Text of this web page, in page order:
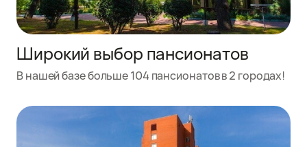
Широкий выбор пансионатов
В нашей базе больше 104 пансионатов в 2 городах!